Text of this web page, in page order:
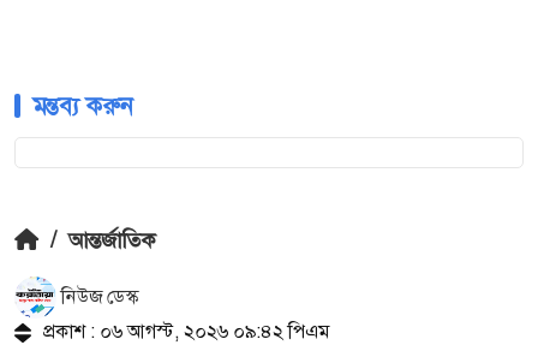
মন্তব্য করুন
/ আন্তর্জাতিক
নিউজ ডেস্ক
প্রকাশ : ০৬ আগস্ট, ২০২৬ ০৯:৪২ পিএম